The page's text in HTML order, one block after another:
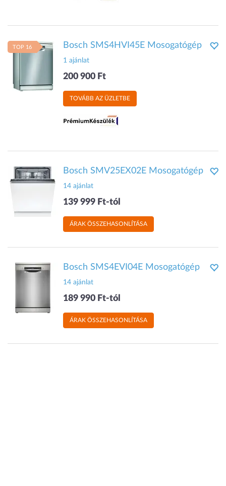
TOP 16 Bosch SMS4HVI45E Mosogatógép
1 ajánlat
200 900 Ft
TOVÁBB AZ ÜZLETBE
Bosch SMV25EX02E Mosogatógép
14 ajánlat
139 999 Ft-tól
ÁRAK ÖSSZEHASONLÍTÁSA
Bosch SMS4EVI04E Mosogatógép
14 ajánlat
189 990 Ft-tól
ÁRAK ÖSSZEHASONLÍTÁSA